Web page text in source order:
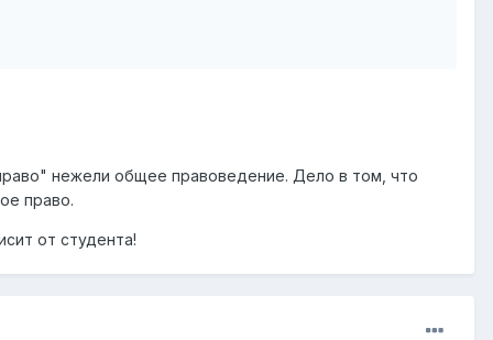
нежели общее правоведение. Дело в том, что
право.
от студента!